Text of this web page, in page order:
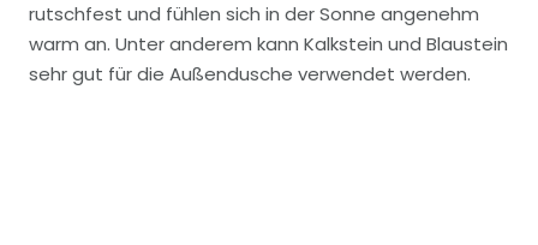
rutschfest und fühlen sich in der Sonne angenehm
warm an. Unter anderem kann Kalkstein und Blaustein
sehr gut für die Außendusche verwendet werden.